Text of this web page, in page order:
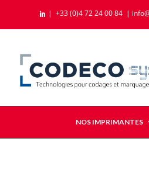
 | +33 (0)4 72 24 00 84 |
NOS IMPRIMANTES